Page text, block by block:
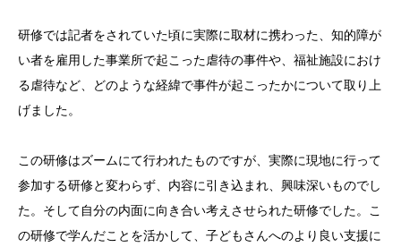
研修では記者をされていた頃に実際に取材に携わった、知的障が
い者を雇用した事業所で起こった虐待の事件や、福祉施設におけ
る虐待など、どのような経緯で事件が起こったかについて取り上
げました。
この研修はズームにて行われたものですが、実際に現地に行って
参加する研修と変わらず、内容に引き込まれ、興味深いものでし
た。そして自分の内面に向き合い考えさせられた研修でした。こ
の研修で学んだことを活かして、子どもさんへのより良い支援に